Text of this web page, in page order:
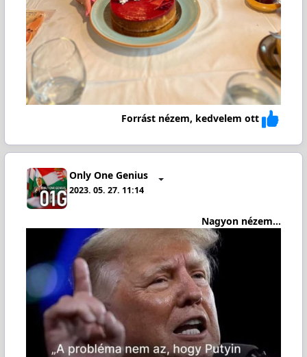
Forrást nézem, kedvelem ott
Only One Genius
2023. 05. 27. 11:14
Nagyon nézem...